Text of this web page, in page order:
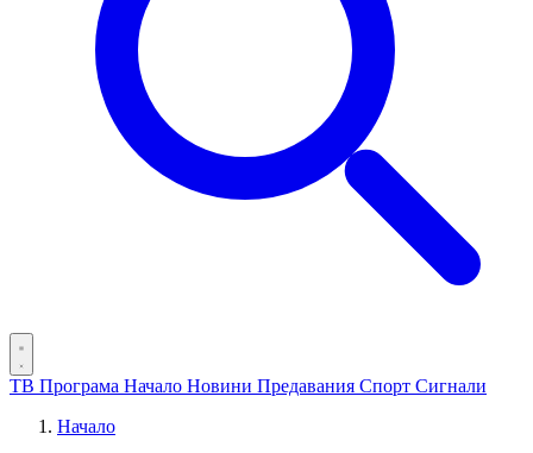
ТВ Програма Начало Новини Предавания Спорт Сигнали
Начало